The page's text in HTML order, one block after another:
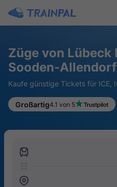
Züge von Lübeck
Sooden-
Kaufe günstige Tickets für ICE,
Großartig4.1 von 5
󱍉
󱒣